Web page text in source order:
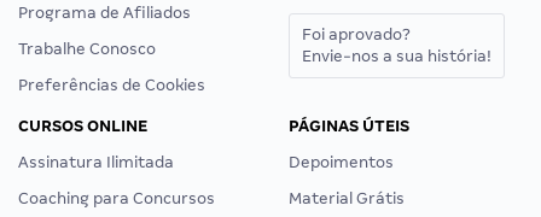
Programa de Afiliados
Trabalhe Conosco
Preferências de Cookies
Foi aprovado?
Envie-nos a sua história!
CURSOS ONLINE
Assinatura Ilimitada
Coaching para Concursos
PÁGINAS ÚTEIS
Depoimentos
Material Grátis